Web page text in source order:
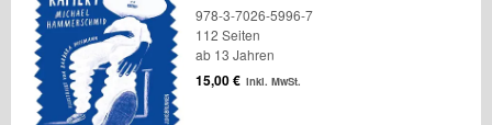
978-3-7026-5996-7
112 Seiten
ab 13 Jahren
15,00€ inkl. MwSt.